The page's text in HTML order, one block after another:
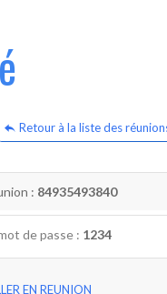
Retour à la liste des
: 84935493840
de passe : 1234
EN REUNION